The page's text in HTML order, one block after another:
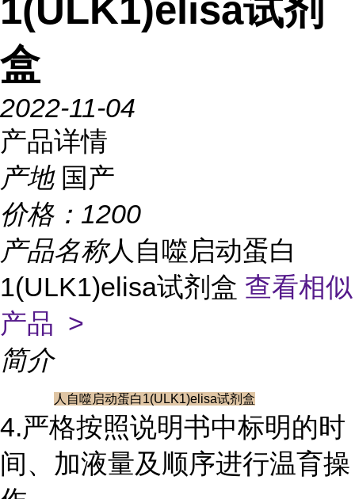
1(ULK1)elisa试剂
盒
2022-11-04
产品详情
产地 国产
价格： 1200
产品名称人自噬启动蛋白
1(ULK1)elisa试剂盒 查看相似
产品 >
简介
人自噬启动蛋白1(ULK1)elisa试剂盒
4.严格按照说明书中标明的时
间、加液量及顺序进行温育操